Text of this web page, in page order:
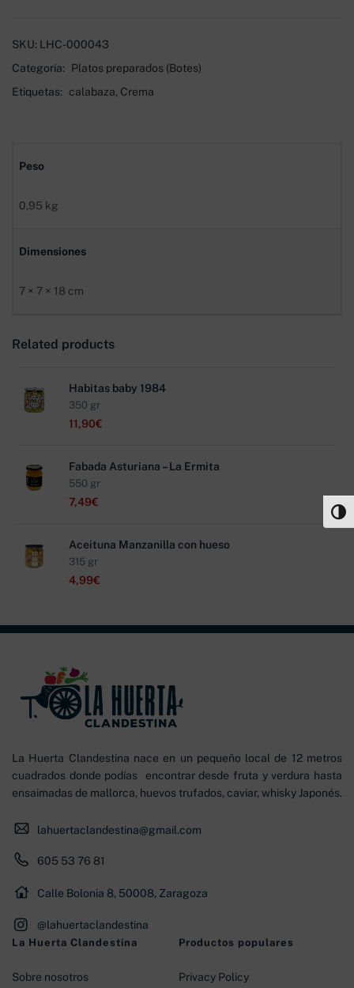
SKU: LHC-000043
Categoría:
Platos preparados (Botes)
Etiquetas:
calabaza, Crema
Peso
0,95 kg
Dimensiones
7 × 7 × 18 cm
Related products
Habitas baby 1984
350 gr
11,90€
Fabada Asturiana – La Ermita
550 gr
7,49€
Aceituna Manzanilla con hueso
315 gr
4,99€
La Huerta Clandestina nace en un pequeño local de 12 metros
cuadrados donde podías encontrar desde fruta y verdura hasta
ensaimadas de mallorca, huevos trufados, caviar, whisky Japonés.
lahuertaclandestina@gmail.com
605 53 76 81
Calle Bolonia 8, 50008, Zaragoza
@lahuertaclandestina
La Huerta Clandestina
Sobre nosotros
Productos populares
Privacy Policy